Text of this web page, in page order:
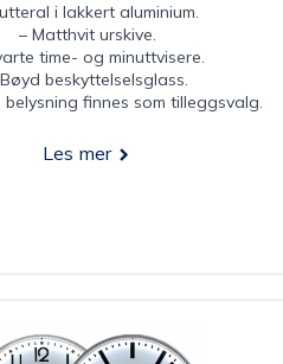
i lakkert aluminium.
– Matthvit urskive.
time- og minuttvisere.
beskyttelselsglass.
belysning finnes som tilleggsvalg.
Les mer